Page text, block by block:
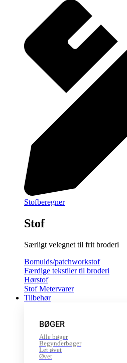
Stofberegner
Stof
Særligt velegnet til frit broderi
Bomulds/patchworkstof
Færdige tekstiler til broderi
Hørstof
Stof Metervarer
Tilbehør
BØGER
Alle bøger
Begynderbøger
Let øvet
Øvet